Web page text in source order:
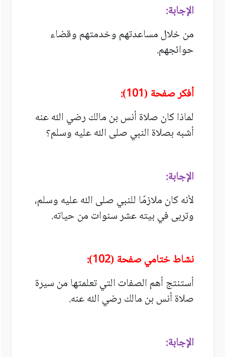
الإجابة:
من خلال مساعدتهم وخدمتهم وقضاء
حوائجهم.
أفكر صفحة (101):
لماذا كان صلاة أنس بن مالك رضي الله عنه
أشبه بصلاة النبي صلى الله عليه وسلم؟
الإجابة:
لأنه كان ملازمًا للنبيصلى الله عليه وسلم،
وتربى في بيته عشر سنوات من حياته.
نشاط ختامي صفحة (102):
أستنتج أهم الصفات التي تعلمتها من سيرة
صلاة أنس بن مالك رضي الله عنه.
الإجابة: